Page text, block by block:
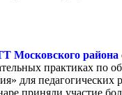
Московского района
практиках по
для педагогических
приняли участие